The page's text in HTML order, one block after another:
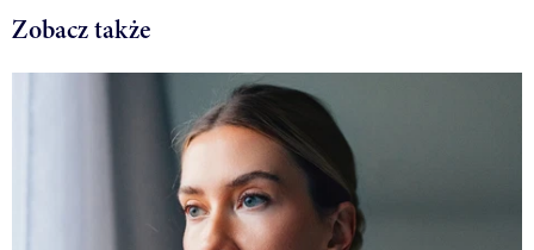
Zobacz także